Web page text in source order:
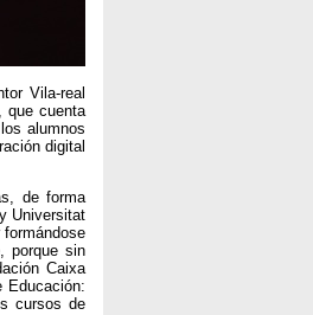
Vila-real
que cuenta
alumnos
digital
de forma
Universitat
porque sin
Caixa
Educación:
cursos de